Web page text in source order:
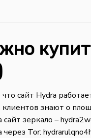
сайт Hydra
знают о
зеркало –
Tor: